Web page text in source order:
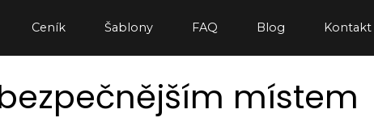
Ceník Šablony FAQ Blog Kontakt
místem